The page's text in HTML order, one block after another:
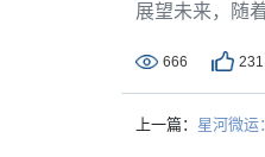
展望未来，随
666 231
上一篇： 星河微运